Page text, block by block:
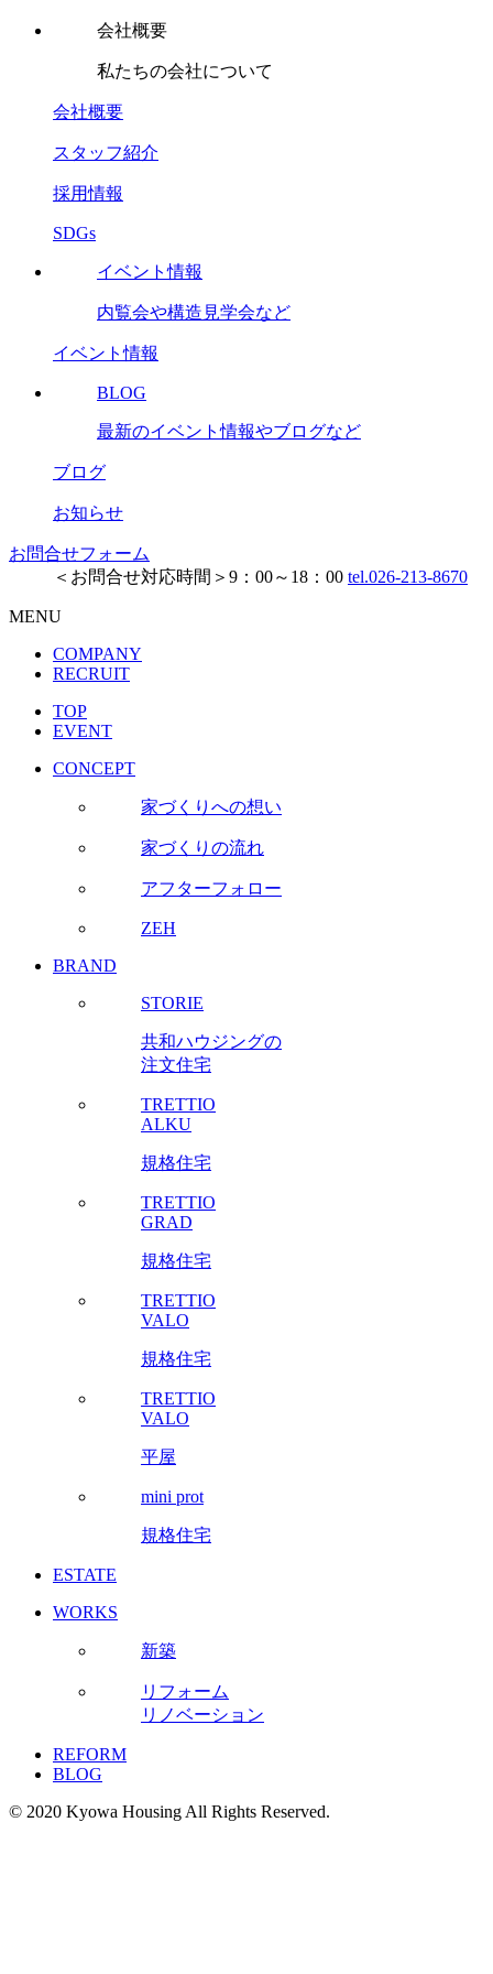
会社概要
私たちの会社について
会社概要
スタッフ紹介
採用情報
SDGs
イベント情報
内覧会や構造見学会など
イベント情報
BLOG
最新のイベント情報やブログなど
ブログ
お知らせ
お問合せフォーム
＜お問合せ対応時間＞9：00～18：00 tel.026-213-8670
MENU
COMPANY
RECRUIT
TOP
EVENT
CONCEPT
家づくりへの想い
家づくりの流れ
アフターフォロー
ZEH
BRAND
STORIE
共和ハウジングの
注文住宅
TRETTIO
ALKU
規格住宅
TRETTIO
GRAD
規格住宅
TRETTIO
VALO
規格住宅
TRETTIO
VALO
平屋
mini prot
規格住宅
ESTATE
WORKS
新築
リフォーム
リノベーション
REFORM
BLOG
© 2020 Kyowa Housing All Rights Reserved.